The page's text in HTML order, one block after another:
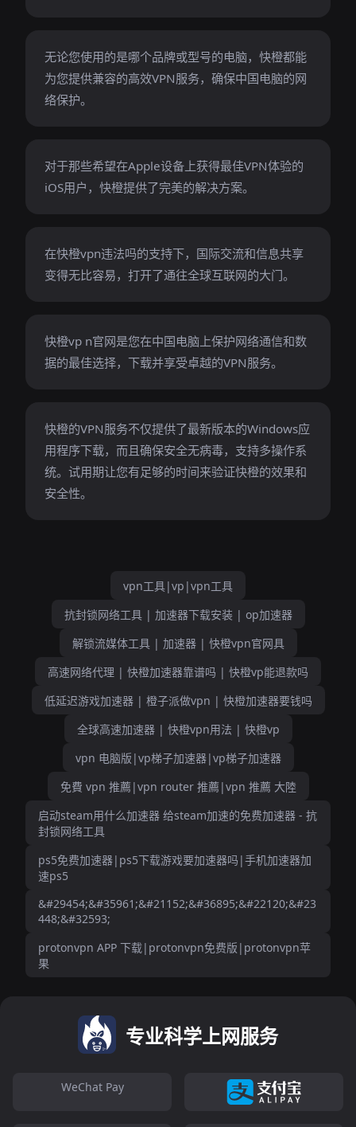
无论您使用的是哪个品牌或型号的电脑，快橙都能
为您提供兼容的高效VPN服务，确保中国电脑的网
络保护。
对于那些希望在Apple设备上获得最佳VPN体验的
iOS用户，快橙提供了完美的解决方案。
在快橙vpn违法吗的支持下，国际交流和信息共享
变得无比容易，打开了通往全球互联网的大门。
快橙vp n官网是您在中国电脑上保护网络通信和数
据的最佳选择，下载并享受卓越的VPN服务。
快橙的VPN服务不仅提供了最新版本的Windows应
用程序下载，而且确保安全无病毒，支持多操作系
统。试用期让您有足够的时间来验证快橙的效果和
安全性。
vpn工具|vp|vpn工具
抗封锁网络工具 | 加速器下载安装 | op加速器
解锁流媒体工具 | 加速器 | 快橙vpn官网具
高速网络代理 | 快橙加速器靠谱吗 | 快橙vp能退款吗
低延迟游戏加速器 | 橙子派做vpn | 快橙加速器要钱吗
全球高速加速器 | 快橙vpn用法 | 快橙vp
vpn 电脑版|vp梯子加速器|vp梯子加速器
免費 vpn 推薦|vpn router 推薦|vpn 推薦 大陸
启动steam用什么加速器 给steam加速的免费加速器 - 抗
封锁网络工具
ps5免费加速器|ps5下载游戏要加速器吗|手机加速器加
速ps5
&#29454;&#35961;&#21152;&#36895;&#22120;&#23
448;&#32593;
protonvpn APP 下载|protonvpn免费版|protonvpn苹
果
专业科学上网服务
WeChat Pay